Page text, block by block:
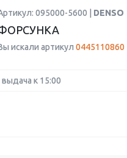
095000-5600 | DENSO
искали артикул 0445110860
к 15:00